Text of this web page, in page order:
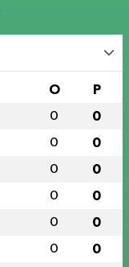
O P
0 0
0 0
0 0
0 0
0 0
0 0